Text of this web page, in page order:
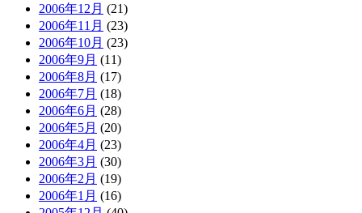
2006年12月 (21)
2006年11月 (23)
2006年10月 (23)
2006年9月 (11)
2006年8月 (17)
2006年7月 (18)
2006年6月 (28)
2006年5月 (20)
2006年4月 (23)
2006年3月 (30)
2006年2月 (19)
2006年1月 (16)